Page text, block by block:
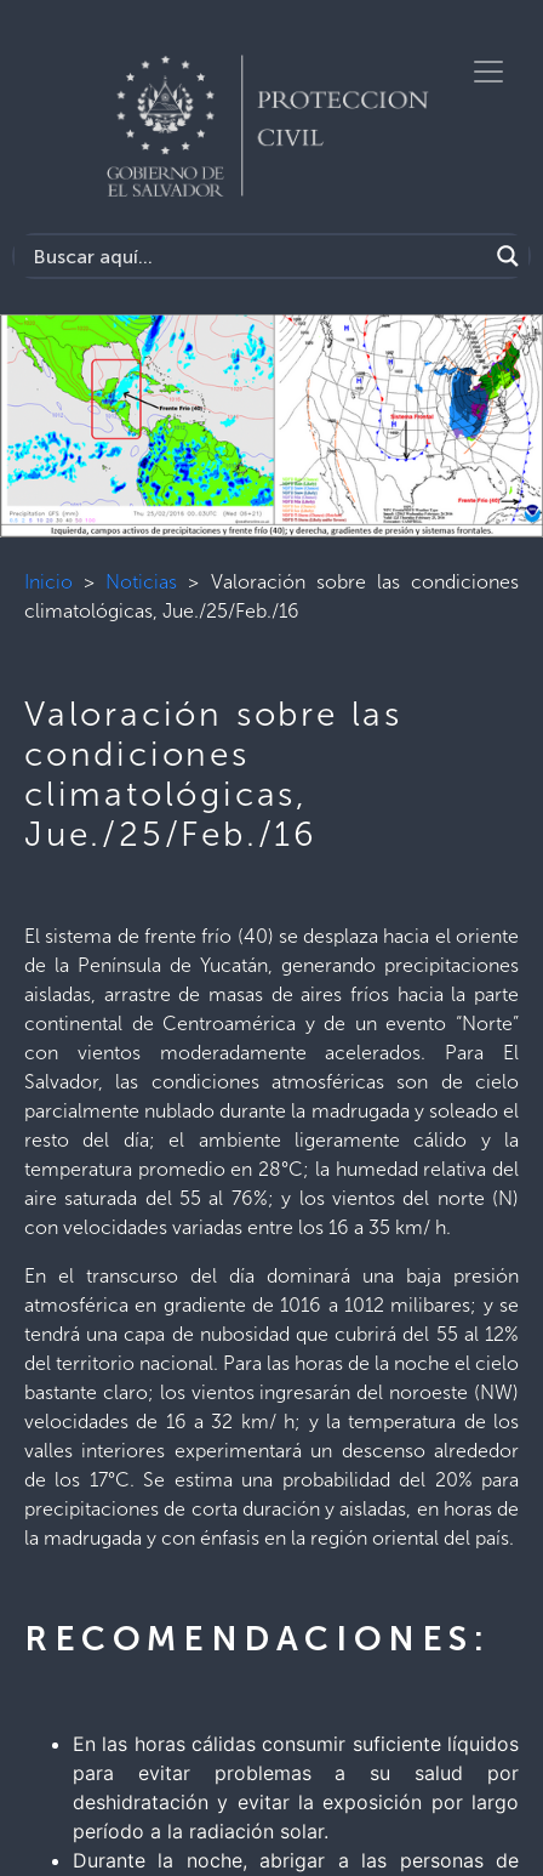
Inicio > Noticias > Valoración sobre las condiciones
climatológicas, Jue./25/Feb./16
Valoración sobre las
condiciones
climatológicas,
Jue./25/Feb./16
El sistema de frente frío (40) se desplaza hacia el oriente
de la Península de Yucatán, generando precipitaciones
aisladas, arrastre de masas de aires fríos hacia la parte
continental de Centroamérica y de un evento “Norte”
con vientos moderadamente acelerados. Para El
Salvador, las condiciones atmosféricas son de cielo
parcialmente nublado durante la madrugada y soleado el
resto del día; el ambiente ligeramente cálido y la
temperatura promedio en 28°C; la humedad relativa del
aire saturada del 55 al 76%; y los vientos del norte (N)
con velocidades variadas entre los 16 a 35 km/ h.
En el transcurso del día dominará una baja presión
atmosférica en gradiente de 1016 a 1012 milibares; y se
tendrá una capa de nubosidad que cubrirá del 55 al 12%
del territorio nacional. Para las horas de la noche el cielo
bastante claro; los vientos ingresarán del noroeste (NW)
velocidades de 16 a 32 km/ h; y la temperatura de los
valles interiores experimentará un descenso alrededor
de los 17°C. Se estima una probabilidad del 20% para
precipitaciones de corta duración y aisladas, en horas de
la madrugada y con énfasis en la región oriental del país.
RECOMENDACIONES:
En las horas cálidas consumir suficiente líquidos
para evitar problemas a su salud por
deshidratación y evitar la exposición por largo
período a la radiación solar.
Durante la noche, abrigar a las personas de